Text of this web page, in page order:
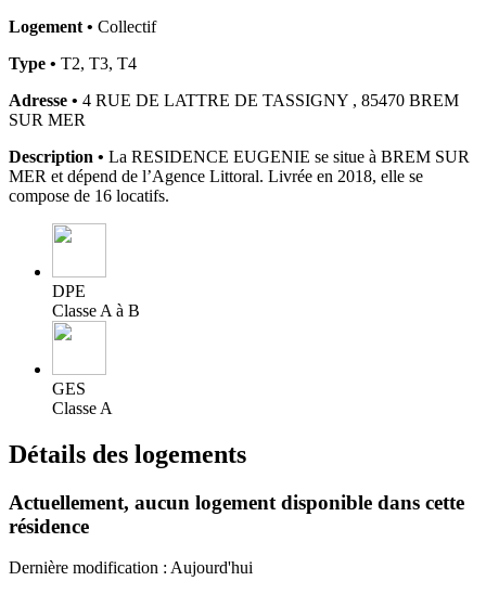
Logement • Collectif
Type • T2, T3, T4
Adresse • 4 RUE DE LATTRE DE TASSIGNY , 85470 BREM
SUR MER
Description • La RESIDENCE EUGENIE se situe à BREM SUR
MER et dépend de l’Agence Littoral. Livrée en 2018, elle se
compose de 16 locatifs.
DPE
Classe A à B
GES
Classe A
Détails des logements
Actuellement, aucun logement disponible dans cette
résidence
Dernière modification : Aujourd'hui